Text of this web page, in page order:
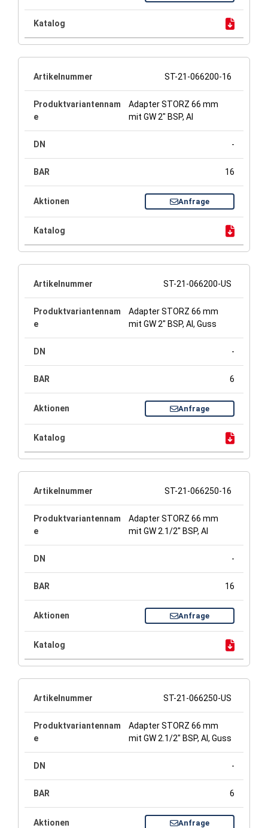
ST-21-066200-16
Adapter STORZ 66 mm
mit GW 2" BSP, Al
-
16
Anfrage
ST-21-066200-US
Adapter STORZ 66 mm
mit GW 2" BSP, Al, Guss
-
6
Anfrage
ST-21-066250-16
Adapter STORZ 66 mm
mit GW 2.1/2" BSP, Al
-
16
Anfrage
ST-21-066250-US
Adapter STORZ 66 mm
mit GW 2.1/2" BSP, Al, Guss
-
6
Anfrage